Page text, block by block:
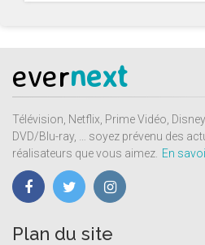
evernext
Télévision, Netflix, Prime Vidéo,
DVD/Blu-ray, … soyez prévenu des
réalisateurs que vous aimez. En
Plan du site